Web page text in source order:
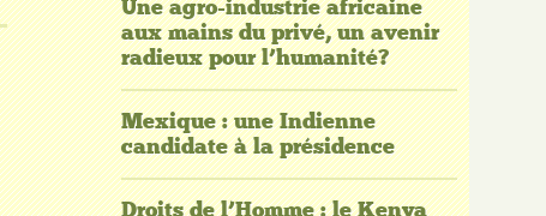
Une agro-industrie africaine
aux mains du privé, un avenir
radieux pour l’humanité?
Mexique : une Indienne
candidate à la présidence
Droits de l’Homme : le Kenya